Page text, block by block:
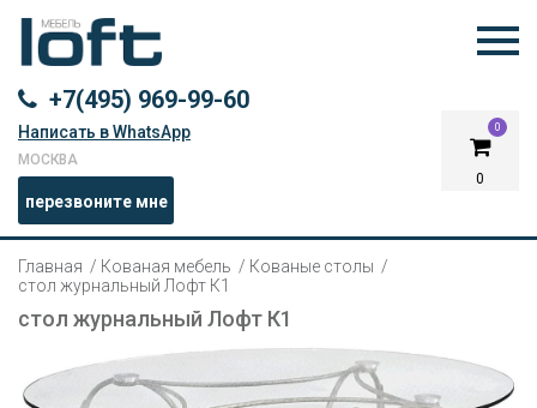
0
0
+7(495) 969-99-60
Написать в WhatsApp
МОСКВА
перезвоните мне
Главная Кованая мебель
Кованые столы
стол журнальный Лофт К1
стол журнальный Лофт К1